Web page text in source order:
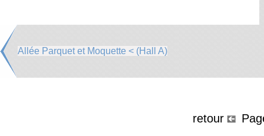
Allée Parquet et Moquette < (Hall A)
retour